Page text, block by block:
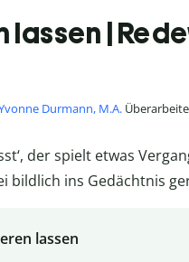
lassen |
Durmann, M.A.
der spielt etwas
bildlich ins Gedächtnis
lassen